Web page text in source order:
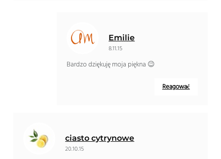
Emilie
8.11.15
Bardzo dziękuję moja piękna 😉
Reagować
ciasto cytrynowe
20.10.15